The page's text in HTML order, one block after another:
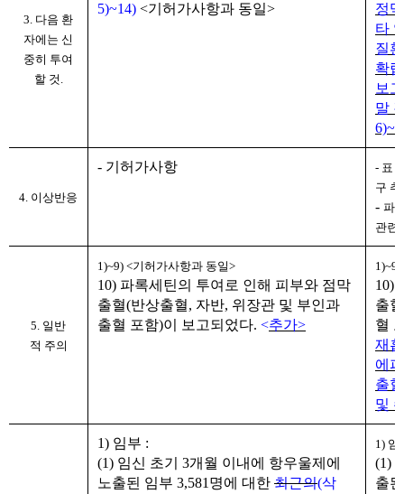
3. 다음 환
자에는 신
중히 투여
할 것 .
5)~14) <기허가사항과 동일>
정
타
질
확
보
말
4. 이상반응
- 기허가사항
- 표
구 추
- 파
관련
5. 일반
적 주의
1)~9) <기허가사항과 동일>
10) 파록세틴의 투여로 인해 피부와 점막
출혈(반상출혈, 자반, 위장관 및 부인과
출혈 포함)이 보고되었다. <추가>
1)~9)
10)
출혈
혈
재
에
출
및
1) 임부 :
(1) 임신 초기 3개월 이내에 항우울제에
노출된 임부 3,581 명에 대한 최근의(삭
1) 임
(1)
출